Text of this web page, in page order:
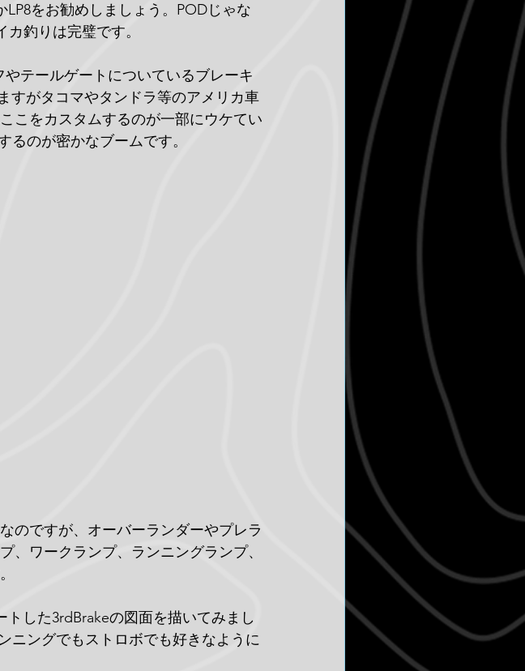
をお勧めしましょう。PODじゃな
釣りは完璧です。
テールゲートについているブレーキ
すがタコマやタンドラ等のアメリカ車
こをカスタムするのが一部にウケてい
るのが密かなブームです。
のですが、オーバーランダーやプレラ
、ワークランプ、ランニングランプ、
トした3rdBrakeの図面を描いてみまし
ニングでもストロボでも好きなように